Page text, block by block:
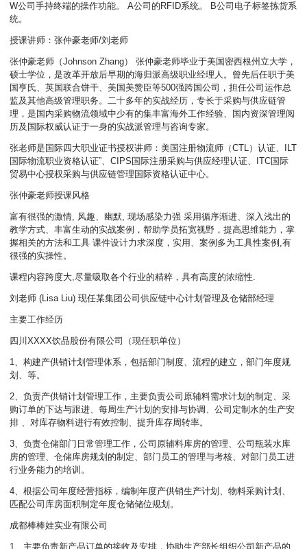
W公司手持终端的操作功能。 A公司的RFID系统。 B公司电子标签拣货系
统。
授课讲师：张仲豪老师/刘老师
张仲豪老师（Johnson Zhang） 张仲豪老师毕业于美国密西根州立大学，
硕士学位，是改革开放后早期的海归派高级职业经理人。曾先后任职于美
国亨氏、英国联合饼干、美国美赞臣等500强跨国公司，担任公司运作总
监及其他高级管理职务。二十多年的实战经历，专长于采购与供应链管
理，是国内采购物流领域中少有的集丰富海外工作经验、国内资深管理阅
历及国际权威认证于一身的实战派管理与咨询专家。
张老师是国际四大职业证书授权讲师：美国注册物流师（CTL）认证、ILT
国际物流职业资格认证”、CIPS国际注册采购与供应经理认证、ITC国际
贸易中心授权采购与供应链管理国际资格认证中心。
张仲豪老师授课风格
富有很强的激情, 风趣、幽默, 现场感染力强 采用循序渐进、深入浅出的
教学方式、丰富生动的实战案例，帮助学员拓宽视野，提高思维能力，掌
握相关的方法和工具 课件设计力求深度，实用、案例多为工具性案例,有
很强的实操性。
课程内容跨度大,尽量吸取各个行业的精粹，具有高度的浓缩性.
刘老师 (Lisa Liu) 现任某集团公司供应链中心计划管理及仓储部经理
主要工作经历
四川XXXX饮品股份有限公司（现任职单位）
1、构建产供销计划管理体系，包括部门制度、流程的建立，部门年度规
划、等。
2、负责产供销计划管理工作，主要负责公司原辅料需求计划的制定、采
购订单的下达与跟进、每周生产计划的安排与协调、公司定制水的生产安
排 、对库存物料进行有效控制、提升库存周转率。
3、负责仓储部门日常管理工作，公司原辅料库房的管理、公司瓶装水库
房的管理、仓储库房规划的制定、部门员工的管理与考核、对部门员工进
行业务能力的培训。
4、根据公司年度经营指标，编制年度产供销生产计划、物料采购计划、
匹配公司库房面积制定年度仓储储位规划。
成都棒棒娃实业有限公司
1、主要负责新产品订单的接收及安排，协助生产部长组织公司新产品的